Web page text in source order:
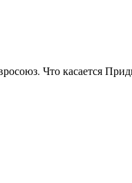
Что касается